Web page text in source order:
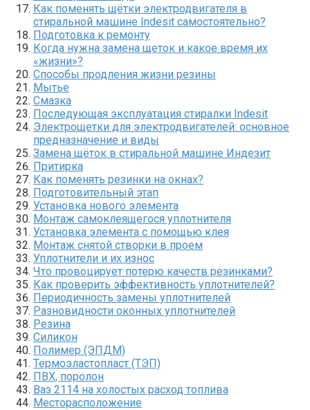
Как поменять щётки электродвигателя в
стиральной машине Indesit самостоятельно?
Подготовка к ремонту
Когда нужна замена щеток и какое время их
«жизни»?
Способы продления жизни резины
Мытье
Смазка
Последующая эксплуатация стиралки Indesit
Электрощетки для электродвигателей: основное
предназначение и виды
Замена щёток в стиральной машине Индезит
Притирка
Как поменять резинки на окнах?
Подготовительный этап
Установка нового элемента
Монтаж самоклеящегося уплотнителя
Установка элемента с помощью клея
Монтаж снятой створки в проем
Уплотнители и их износ
Что провоцирует потерю качеств резинками?
Как проверить эффективность уплотнителей?
Периодичность замены уплотнителей
Разновидности оконных уплотнителей
Резина
Силикон
Полимер (ЭПДМ)
Термоэластопласт (ТЭП)
ПВХ, поролон
Ваз 2114 на холостых расход топлива
Месторасположение